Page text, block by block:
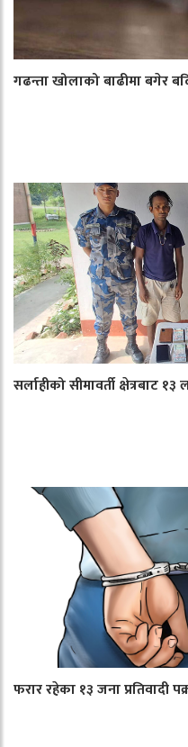
गढन्ता खोलाको बाढीमा बगेर
सर्लाहीको सीमावर्ती क्षेत्रबाट
फरार रहेका १३ जना प्रतिवादी